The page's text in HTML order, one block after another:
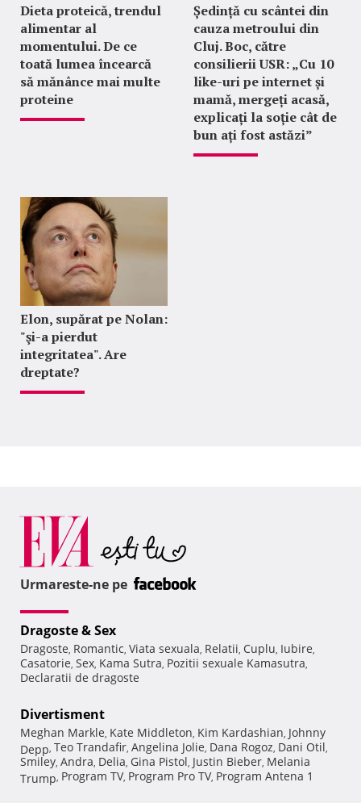
Dieta proteică, trendul
alimentar al
momentului. De ce
toată lumea încearcă
să mănânce mai multe
proteine
Ședință cu scântei din
cauza metroului din
Cluj. Boc, către
consilierii USR: „Cu 10
like-uri pe internet și
mamă, mergeți acasă,
explicați la soție cât de
bun ați fost astăzi”
Elon, supărat pe Nolan:
"şi-a pierdut
integritatea". Are
dreptate?
Urmareste-ne pe
Dragoste & Sex
Dragoste, Romantic, Viata sexuala, Relatii, Cuplu, Iubire,
Casatorie, Sex, Kama Sutra, Pozitii sexuale Kamasutra,
Declaratii de dragoste
Divertisment
Meghan Markle, Kate Middleton, Kim Kardashian, Johnny
Depp, Teo Trandafir, Angelina Jolie, Dana Rogoz, Dani Otil,
Smiley, Andra, Delia, Gina Pistol, Justin Bieber, Melania
Trump, Program TV, Program Pro TV, Program Antena 1